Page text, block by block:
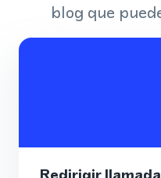
blog que